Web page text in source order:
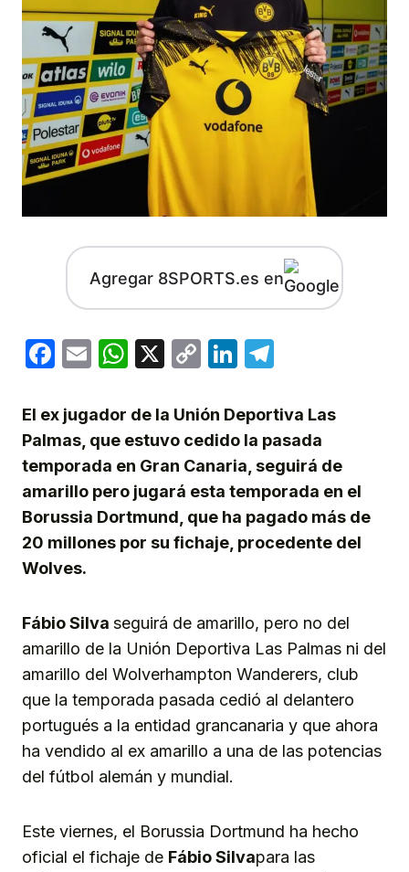
Agregar 8SPORTS.es en
Facebook
EmailWhatsApp
X
CopyLinkedIn
El ex jugador de la Unión Deportiva Las
Palmas, que estuvo cedido la pasada
temporada en Gran Canaria, seguirá de
amarillo pero jugará esta temporada en el
Borussia Dortmund, que ha pagado más de
20 millones por su fichaje, procedente del
Wolves.
Fábio Silva seguirá de amarillo, pero no del
amarillo de la Unión Deportiva Las Palmas ni del
amarillo del Wolverhampton Wanderers, club
que la temporada pasada cedió al delantero
portugués a la entidad grancanaria y que ahora
ha vendido al ex amarillo a una de las potencias
del fútbol alemán y mundial.
Este viernes, el Borussia Dortmund ha hecho
oficial el fichaje de Fábio Silvapara las